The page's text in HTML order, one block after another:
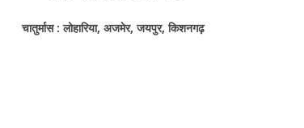
चातुर्मास : लोहारिया, अजमेर, जयपुर, किशनगढ़